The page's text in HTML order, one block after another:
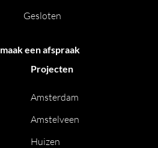
Gesloten
maak een afspraak
Projecten
Amsterdam
Amstelveen
Huizen